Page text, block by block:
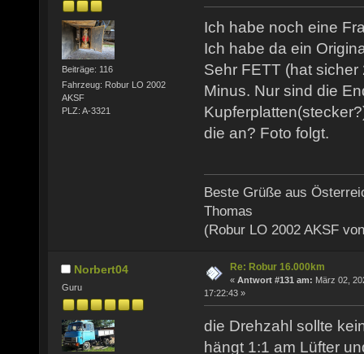
Beiträge: 116
Fahrzeug: Robur LO 2002
AKSF
PLZ: A-3321
Ich habe noch eine
Ich habe da ein
Sehr FETT (hat
Minus. Nur sind die
die an? Foto folgt.
Beste Grüße aus
Thomas
(Robur LO 2002 AKSF
Norbert04
Guru
Re: Robur 16.000km
« Antwort #131 am: März 02,
17:22:43 »
die Drehzahl sollte
hängt 1:1 am Lüfter